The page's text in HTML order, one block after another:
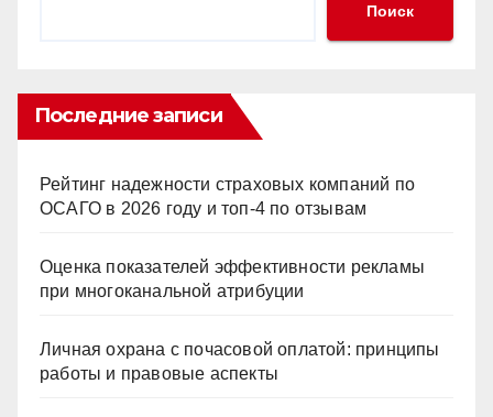
ть
Поиск
Последние записи
Рейтинг надежности страховых компаний по
ОСАГО в 2026 году и топ-4 по отзывам
Оценка показателей эффективности рекламы
при многоканальной атрибуции
Личная охрана с почасовой оплатой: принципы
работы и правовые аспекты